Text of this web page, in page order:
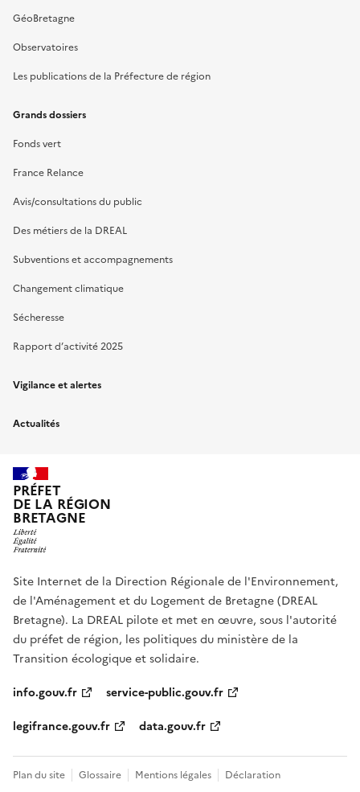
GéoBretagne
Observatoires
Les publications de la Préfecture de région
Grands dossiers
Fonds vert
France Relance
Avis/consultations du public
Des métiers de la DREAL
Subventions et accompagnements
Changement climatique
Sécheresse
Rapport d’activité 2025
Vigilance et alertes
Actualités
PRÉFET
DE LA RÉGION
BRETAGNE
Site Internet de la Direction Régionale de l'Environnement,
de l'Aménagement et du Logement de Bretagne (DREAL
Bretagne). La DREAL pilote et met en œuvre, sous l'autorité
du préfet de région, les politiques du ministère de la
Transition écologique et solidaire.
info.gouv.fr
service-public.gouv.fr
legifrance.gouv.fr
data.gouv.fr
Plan du site Glossaire Mentions légales Déclaration